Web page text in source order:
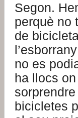
Segon.
perquè no
de
no es
ha llocs
bicicletes